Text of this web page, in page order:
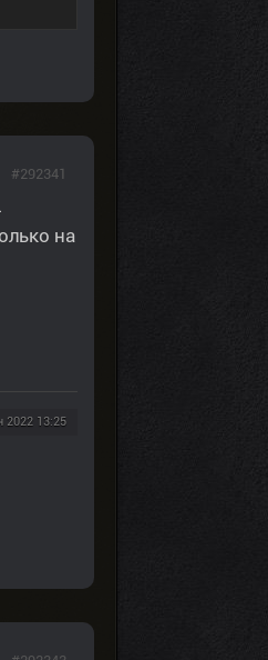
на
2022 13:25
#292341